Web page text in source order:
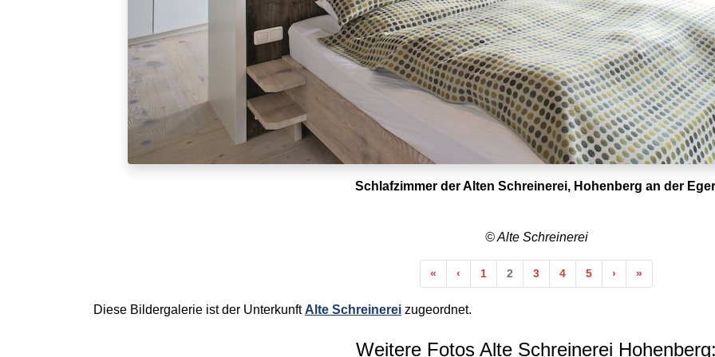
Schlafzimmer der Alten Schreinerei, Hohenberg an der
© Alte Schreinerei
« Anfang
‹ Vorherige
1 2 3 4 5 › Nächste
»
Diese Bildergalerie ist der Unterkunft Alte Schreinerei zugeordnet.
Weitere Fotos Alte Schreinerei